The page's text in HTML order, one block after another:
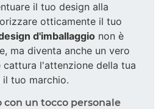
il tuo design alla
otticamente il tuo
d'imballaggio non è
ma diventa anche un vero
cattura l'attenzione della tua
tuo marchio.
un tocco personale